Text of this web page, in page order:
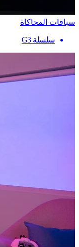
سباقات المحاكاة
سلسلة G3